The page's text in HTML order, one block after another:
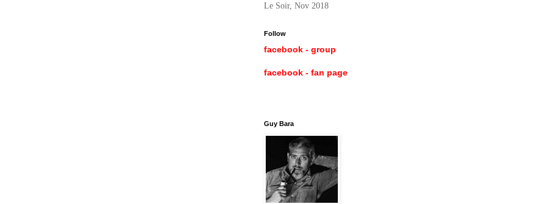
Le Soir, Nov 2018
Follow
facebook - group
facebook - fan page
Guy Bara